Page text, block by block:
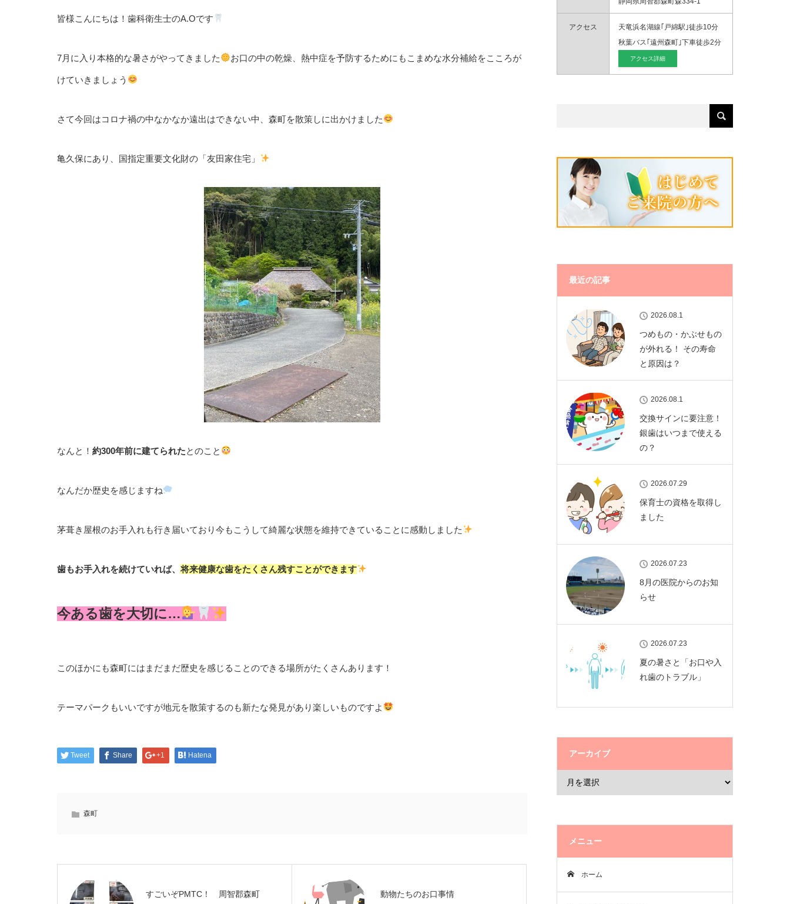
皆様こんにちは！歯科衛生士のA.Oです
7月に入り本格的な暑さがやってきました お口の中の乾燥、熱中症を予防するためにもこまめな水分補給をこころが
けていきましょう
さて今回はコロナ禍の中なかなか遠出はできない中、森町を散策しに出かけました
亀久保にあり、国指定重要文化財の「友田家住宅」
なんと！ 約300年前に建てられたとのこと
なんだか歴史を感じますね
茅葺き屋根のお手入れも行き届いており今もこうして綺麗な状態を維持できていることに感動しました
歯もお手入れを続けていれば、将来健康な歯をたくさん残すことができます
今ある歯を大切に…
このほかにも森町にはまだまだ歴史を感じることのできる場所がたくさんあります！
テーマパークもいいですが地元を散策するのも新たな発見があり楽しいものですよ
Tweet Share +1 Hatena
森町
すごいぞPMTC！ 周智郡森町 動物たちのお口事情
アクセス
天竜浜名湖線｢戸綿駅｣徒歩10分
秋葉バス｢遠州森町｣下車徒歩2分
アクセス詳細
最近の記事
2026.08.1
つめもの・かぶせもの
が外れる！ その寿命
と原因は？
2026.08.1
交換サインに要注意！
銀歯はいつまで使える
の？
2026.07.29
保育士の資格を取得し
ました
2026.07.23
8月の医院からのお知
らせ
2026.07.23
夏の暑さと「お口や入
れ歯のトラブル」
アーカイブ
メニュー
ホーム